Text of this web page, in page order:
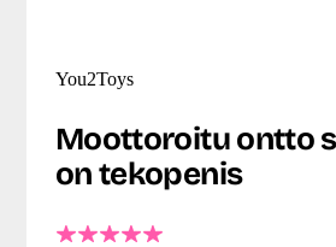
You2Toys
Moottoroitu ontto
on tekopenis